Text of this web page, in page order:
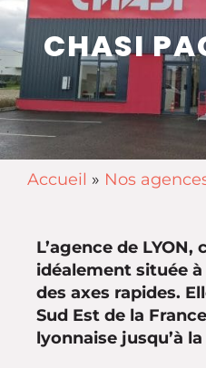
CHASI
Accueil » Nos
L’agence de LYON,
idéalement située
des axes rapides.
Sud Est de la
lyonnaise jusqu’à